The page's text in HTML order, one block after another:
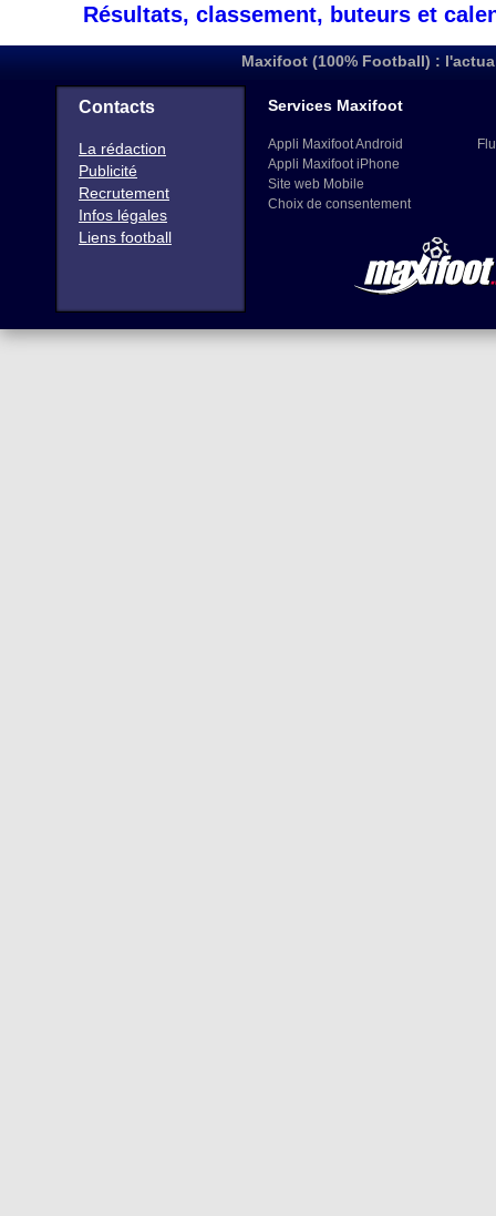
Résultats, classement, buteurs et
Maxifoot (100% Football) :
Contacts
La rédaction
Publicité
Recrutement
Infos légales
Liens football
Services Maxifoot
Appli Maxifoot Android
Appli Maxifoot iPhone
Site web Mobile
Choix de consentement